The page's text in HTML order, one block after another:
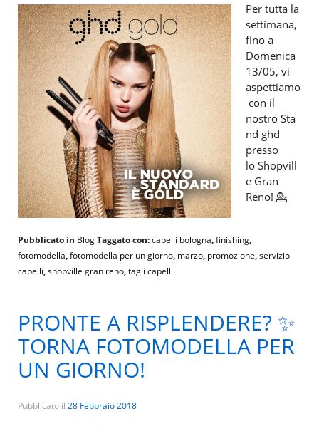
Per tutta la
settimana,
fino a
Domenica
13/05, vi
aspettiamo
con il
nostro Sta
nd ghd
presso
lo Shopvill
e Gran
Reno! 💁
Pubblicato in BlogTaggato con:capelli bologna,finishing,
fotomodella,fotomodella per un giorno, marzo, promozione,servizio
capelli,shopville gran reno,tagli capelli
PRONTE A RISPLENDERE? ✨
TORNA FOTOMODELLA PER
UN GIORNO!
Pubblicato il 28 Febbraio 2018